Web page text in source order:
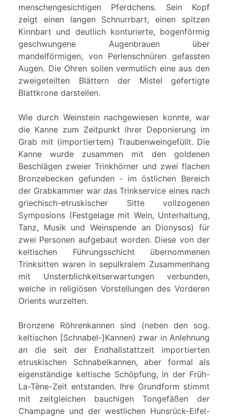
menschengesichtigen Pferdchens. Sein Kopf
zeigt einen langen Schnurrbart, einen spitzen
Kinnbart und deutlich konturierte, bogenförmig
geschwungene Augenbrauen über
mandelförmigen, von Perlenschnüren gefassten
Augen. Die Ohren sollen vermutlich eine aus den
zweigeteilten Blättern der Mistel gefertigte
Blattkrone darstellen.
Wie durch Weinstein nachgewiesen konnte, war
die Kanne zum Zeitpunkt ihrer Deponierung im
Grab mit (importiertem) Traubenweingefüllt. Die
Kanne wurde zusammen mit den goldenen
Beschlägen zweier Trinkhörner und zwei flachen
Bronzebecken gefunden - im östlichen Bereich
der Grabkammer war das Trinkservice eines nach
griechisch-etruskischer Sitte vollzogenen
Symposions (Festgelage mit Wein, Unterhaltung,
Tanz, Musik und Weinspende an Dionysos) für
zwei Personen aufgebaut worden. Diese von der
keltischen Führungsschicht übernommenen
Trinksitten waren in sepulkralem Zusammenhang
mit Unsterblichkeitserwartungen verbunden,
welche in religiösen Vorstellungen des Vorderen
Orients wurzelten.
Bronzene Röhrenkannen sind (neben den sog.
keltischen [Schnabel-]Kannen) zwar in Anlehnung
an die seit der Endhallstattzeit importierten
etruskischen Schnabelkannen, aber formal als
eigenständige keltische Schöpfung, in der Früh-
La-Tène-Zeit entstanden. Ihre Grundform stimmt
mit zeitgleichen bauchigen Tongefäßen der
Champagne und der westlichen Hunsrück-Eifel-